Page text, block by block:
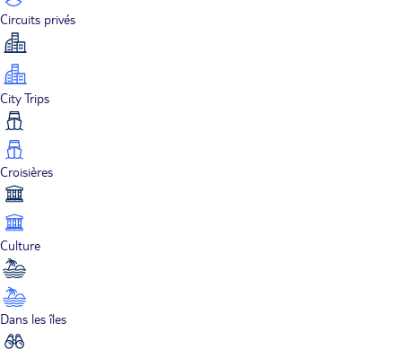
Circuits privés
City Trips
Croisières
Culture
Dans les îles